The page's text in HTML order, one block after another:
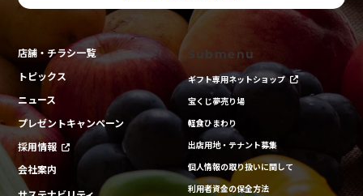
店舗・チラシ一覧
トピックス
ニュース
プレゼントキャンペーン
採用情報
会社案内
Submenu
ギフト専用ネットショップ
宝くじ夢売り場
軽食ひまわり
出店用地・テナント募集
個人情報の取り扱いに関して
利用者資金の保全方法